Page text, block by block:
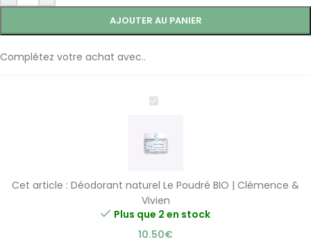
AJOUTER AU PANIER
Complétez votre achat avec..
Déodorant
Le
Poudré
Clémence
&
Vivien
Cet article : Déodorant naturel Le Poudré BIO | Clémence &
Vivien
Plus que 2 en stock
10.50€